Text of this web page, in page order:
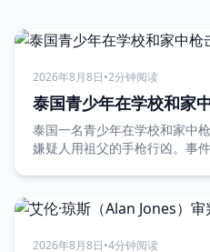
2026年8月8日•2分钟阅读
泰国青少年在学校和家
泰国一名青少年在学校和家中
嫌疑人用祖父的手枪行凶。事
2026年8月8日•4分钟阅读